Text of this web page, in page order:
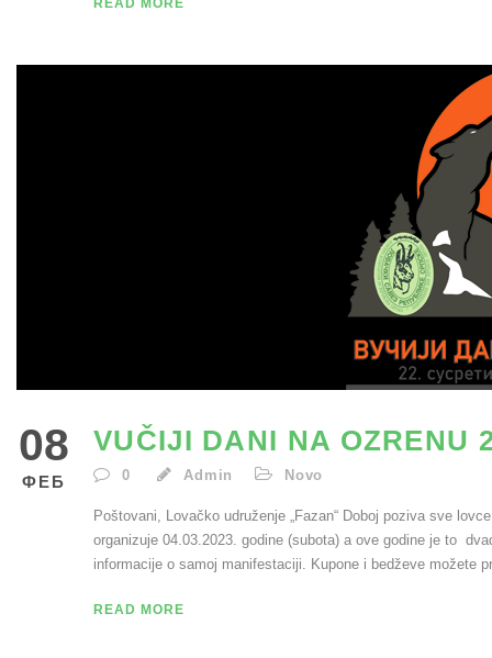
READ MORE
08
ФЕБ
VUČIJI DANI NA OZRENU
0 Admin Novo
Poštovani, Lovačko udruženje „Fazan“ Doboj poziva sve
organizuje 04.03.2023. godine (subota) a ove godine je to
informacije o samoj manifestaciji. Kupone i bedževe možete
READ MORE